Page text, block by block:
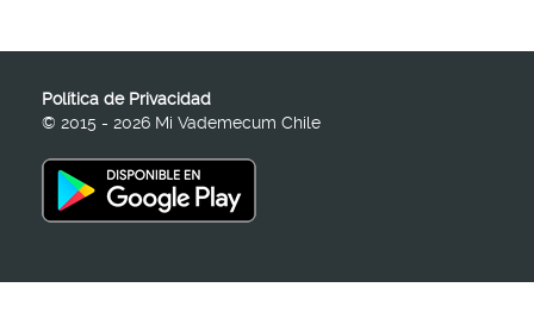
Política de Privacidad
© 2015 - 2026 Mi Vademecum Chile